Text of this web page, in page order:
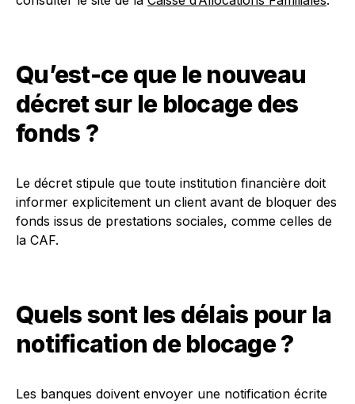
Qu’est-ce que le nouveau
décret sur le blocage des
fonds ?
Le décret stipule que toute institution financière doit
informer explicitement un client avant de bloquer des
fonds issus de prestations sociales, comme celles de
la CAF.
Quels sont les délais pour la
notification de blocage ?
Les banques doivent envoyer une notification écrite